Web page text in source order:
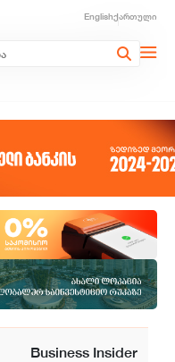
Englishქართული
Business Insider